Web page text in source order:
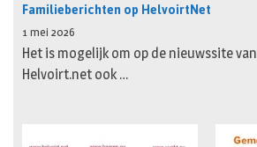
Familieberichten op HelvoirtNet
1 mei 2026
Het is mogelijk om op de nieuwssite van
Helvoirt.net ook …